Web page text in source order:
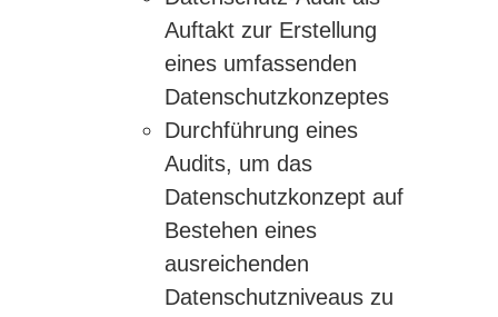
Auftakt zur Erstellung
eines umfassenden
Datenschutzkonzeptes
Durchführung eines
Audits, um das
Datenschutzkonzept auf
Bestehen eines
ausreichenden
Datenschutzniveaus zu